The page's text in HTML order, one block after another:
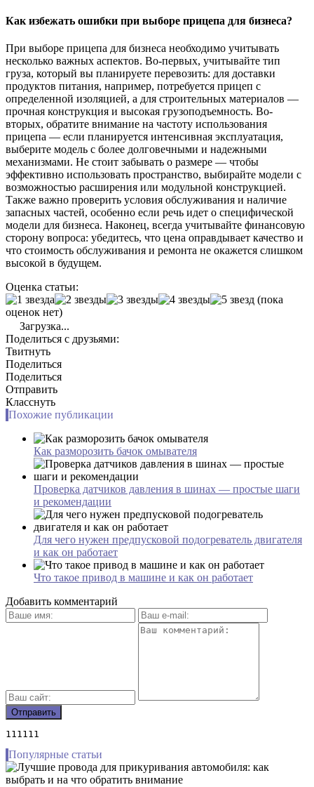
Как избежать ошибки при выборе прицепа для бизнеса?
При выборе прицепа для бизнеса необходимо учитывать
несколько важных аспектов. Во-первых, учитывайте тип
груза, который вы планируете перевозить: для доставки
продуктов питания, например, потребуется прицеп с
определенной изоляцией, а для строительных материалов —
прочная конструкция и высокая грузоподъемность. Во-
вторых, обратите внимание на частоту использования
прицепа — если планируется интенсивная эксплуатация,
выберите модель с более долговечными и надежными
механизмами. Не стоит забывать о размере — чтобы
эффективно использовать пространство, выбирайте модели с
возможностью расширения или модульной конструкцией.
Также важно проверить условия обслуживания и наличие
запасных частей, особенно если речь идет о специфической
модели для бизнеса. Наконец, всегда учитывайте финансовую
сторону вопроса: убедитесь, что цена оправдывает качество и
что стоимость обслуживания и ремонта не окажется слишком
высокой в будущем.
Оценка статьи:
(пока
оценок нет)
Загрузка...
Поделиться с друзьями:
Твитнуть
Поделиться
Поделиться
Отправить
Класснуть
Похожие публикации
Как разморозить бачок омывателя
Проверка датчиков давления в шинах — простые шаги
и рекомендации
Для чего нужен предпусковой подогреватель двигателя
и как он работает
Что такое привод в машине и как он работает
Добавить комментарий
111111
Популярные статьи